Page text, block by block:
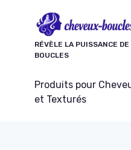
RÉVÈLE LA PUISSANCE
BOUCLES
Produits pour
et Texturés